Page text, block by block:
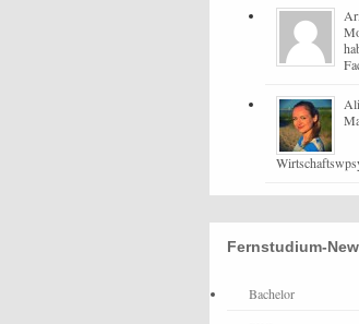
Fernstudium-
Bachelor